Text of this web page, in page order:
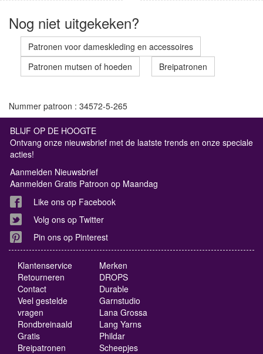
Nog niet uitgekeken?
Patronen voor dameskleding en accessoires
Patronen mutsen of hoeden
Breipatronen
Nummer patroon : 34572-5-265
BLIJF OP DE HOOGTE
Ontvang onze nieuwsbrief met de laatste trends en onze speciale
acties!
Aanmelden Nieuwsbrief
Aanmelden Gratis Patroon op Maandag
Like ons op Facebook
Volg ons op Twitter
Pin ons op Pinterest
Klantenservice
Retourneren
Contact
Veel gestelde
vragen
Rondbreinaald
Gratis
Breipatronen
Merken
DROPS
Durable
Garnstudio
Lana Grossa
Lang Yarns
Phildar
Scheepjes